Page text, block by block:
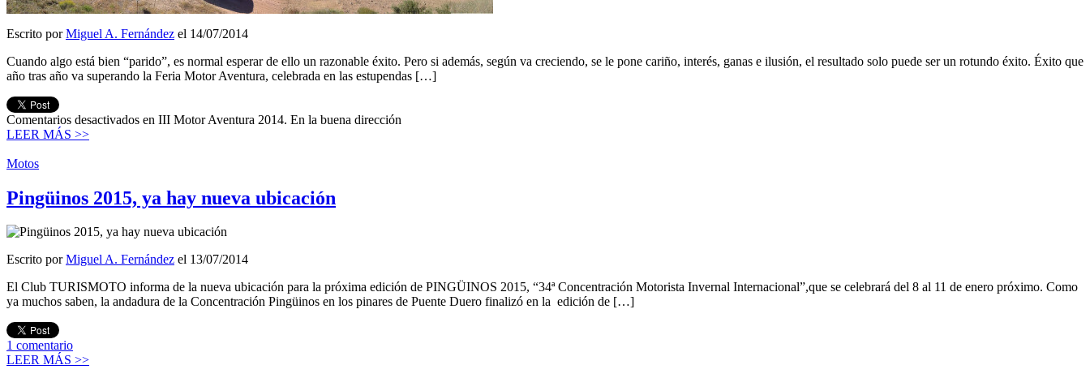
Escrito porMiguel A. Fernández el 14/07/2014
Cuando algo está bien “parido”, es normal esperar de ello un razonable éxito. Pero si además, según va creciendo, se le pone cariño, interés, ganas e ilusión, el resultado solo puede ser un rotundo éxito. Éxito que
año tras año va superando la Feria Motor Aventura, celebrada en las estupendas […]
Comentarios desactivados en III Motor Aventura 2014. En la buena dirección
LEER MÁS >>
Motos
Pingüinos 2015, ya hay nueva ubicación
Escrito porMiguel A. Fernández el 13/07/2014
El Club TURISMOTO informa de la nueva ubicación para la próxima edición de PINGÜINOS 2015, “34ª Concentración Motorista Invernal Internacional”,que se celebrará del 8 al 11 de enero próximo. Como
ya muchos saben, la andadura de la Concentración Pingüinos en los pinares de Puente Duero finalizó en la edición de […]
1 comentario
LEER MÁS >>